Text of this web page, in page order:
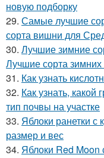
новую подборку
29. Самые лучшие
сорта вишни для
30. Лучшие зимние
Лучшие сорта зимних
31. Как узнать
32. Как узнать, какой
тип почвы на участке
33. Яблоки ранетки с
размер и вес
34. Яблоки Red Moon